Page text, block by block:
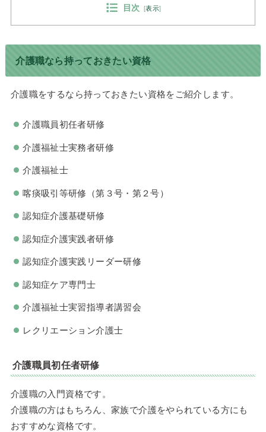
目次 [表示]
介護職なら持っておきたい資格
介護職をするなら持っておきたい資格をご紹介します。
介護職員初任者研修
介護福祉士実務者研修
介護福祉士
喀痰吸引等研修（第３号・第２号）
認知症介護基礎研修
認知症介護実践者研修
認知症介護実践リーダー研修
認知症ケア専門士
介護福祉士実習指導者講習会
レクリエーション介護士
介護職員初任者研修
介護職の入門資格です。
介護職の方はもちろん、家族で介護をやられている方にも
おすすめな資格です。